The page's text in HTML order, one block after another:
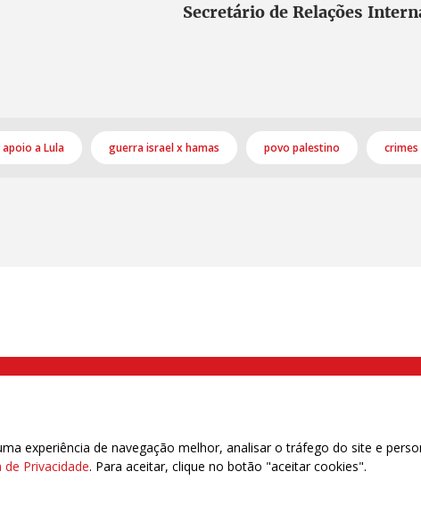
Secretário de Relações
apoio a Lula guerra israel x hamas povo palestino crimes
000 Brás, São Paulo/SP | Telefone (11) 2108 9200 - Fax (11) 2108 9310
experiência de navegação melhor, analisar o tráfego do site e
de Privacidade. Para aceitar, clique no botão "aceitar cookies".